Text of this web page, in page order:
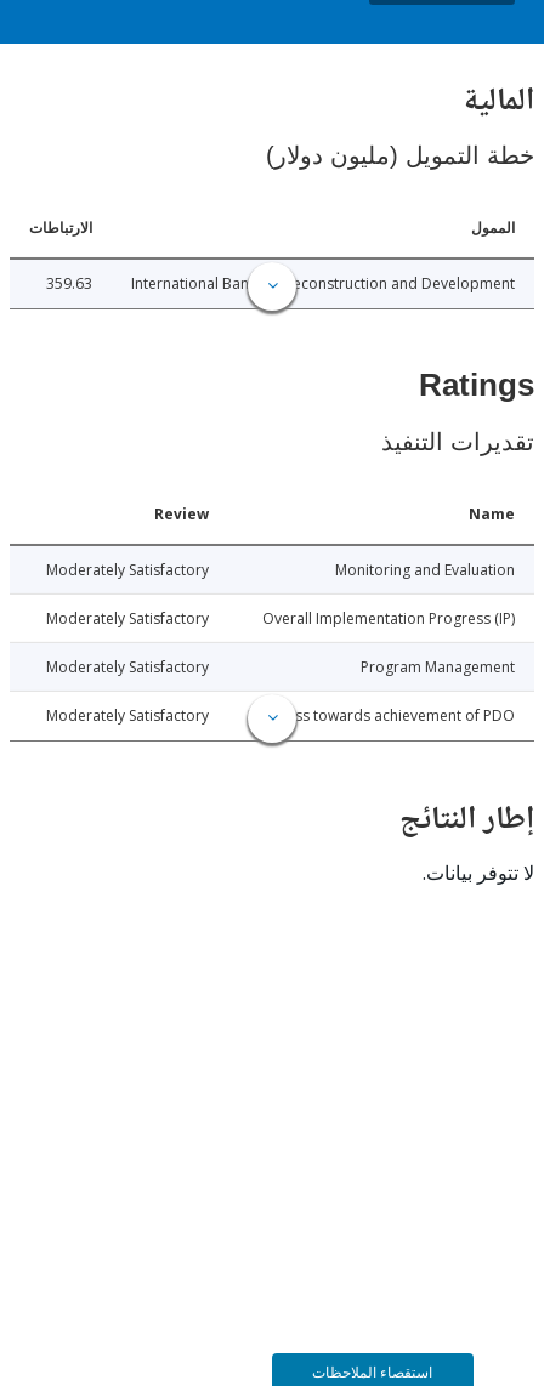
(مليون دولار)
الارتباطات
International Bank for Reconstruction and
359.63
التنفيذ
Monitoring and
Moderately Satisfactory
10-23
Overall Implementation
Moderately Satisfactory
10-23
Program
Moderately Satisfactory
10-23
Progress towards achievement of
Moderately Satisfactory
10-23
بيانات.
استقصاء الملاحظات